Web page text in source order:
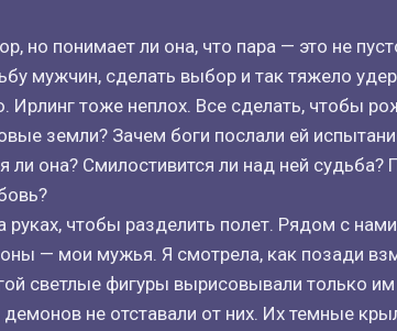
но понимает ли она, что пара — это не
мужчин, сделать выбор и так тяжело
Ирлинг тоже неплох. Все сделать, чтобы
земли? Зачем боги послали ей
ли она? Смилостивится ли над ней судьба?
руках, чтобы разделить полет. Рядом с
— мои мужья. Я смотрела, как позади
светлые фигуры вырисовывали только
демонов не отставали от них. Их темные